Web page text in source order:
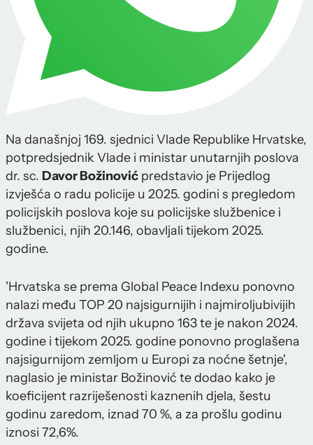
Na današnjoj 169. sjednici Vlade Republike Hrvatske,
potpredsjednik Vlade i ministar unutarnjih poslova
dr. sc. Davor Božinović predstavio je Prijedlog
izvješća o radu policije u 2025. godini s pregledom
policijskih poslova koje su policijske službenice i
službenici, njih 20.146, obavljali tijekom 2025.
godine.
'Hrvatska se prema Global Peace Indexu ponovno
nalazi među TOP 20 najsigurnijih i najmiroljubivijih
država svijeta od njih ukupno 163 te je nakon 2024.
godine i tijekom 2025. godine ponovno proglašena
najsigurnijom zemljom u Europi za noćne šetnje',
naglasio je ministar Božinović te dodao kako je
koeficijent razriješenosti kaznenih djela, šestu
godinu zaredom, iznad 70 %, a za prošlu godinu
iznosi 72,6%.